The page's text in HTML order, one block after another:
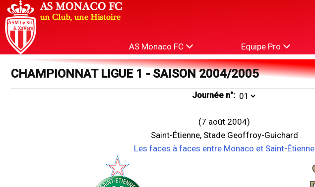
AS Monaco FC Equipe Pro
CHAMPIONNAT LIGUE 1 - SAISON 2004/2005
Journée n°:
(7 août 2004)
Saint-Étienne, Stade Geoffroy-Guichard
Les faces à faces entre Monaco et Saint-Étienne